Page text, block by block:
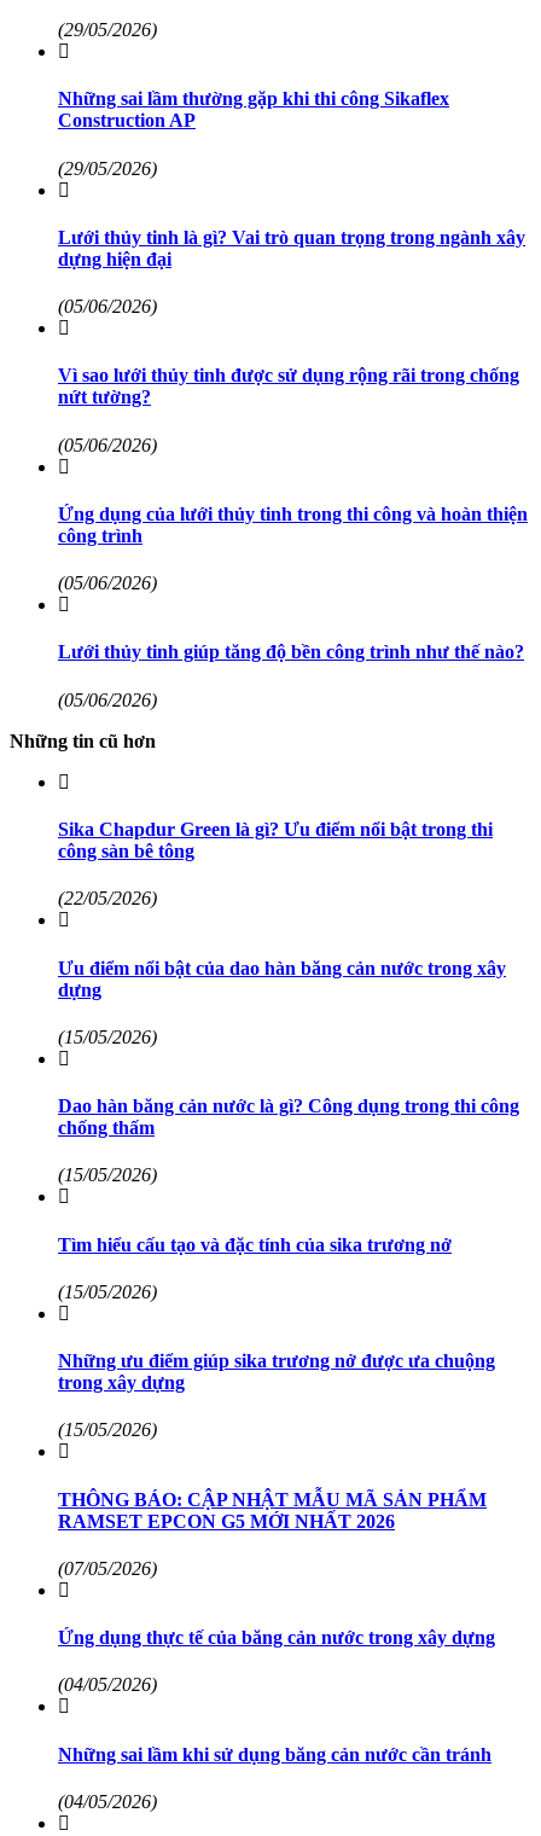
(29/05/2026)
Những sai lầm thường gặp khi thi công Sikaflex
Construction AP
(29/05/2026)
Lưới thủy tinh là gì? Vai trò quan trọng trong ngành xây
dựng hiện đại
(05/06/2026)
Vì sao lưới thủy tinh được sử dụng rộng rãi trong chống
nứt tường?
(05/06/2026)
Ứng dụng của lưới thủy tinh trong thi công và hoàn thiện
công trình
(05/06/2026)
Lưới thủy tinh giúp tăng độ bền công trình như thế nào?
(05/06/2026)
Những tin cũ hơn
Sika Chapdur Green là gì? Ưu điểm nổi bật trong thi
công sàn bê tông
(22/05/2026)
Ưu điểm nổi bật của dao hàn băng cản nước trong xây
dựng
(15/05/2026)
Dao hàn băng cản nước là gì? Công dụng trong thi công
chống thấm
(15/05/2026)
Tìm hiểu cấu tạo và đặc tính của sika trương nở
(15/05/2026)
Những ưu điểm giúp sika trương nở được ưa chuộng
trong xây dựng
(15/05/2026)
THÔNG BÁO: CẬP NHẬT MẪU MÃ SẢN PHẨM
RAMSET EPCON G5 MỚI NHẤT 2026
(07/05/2026)
Ứng dụng thực tế của băng cản nước trong xây dựng
(04/05/2026)
Những sai lầm khi sử dụng băng cản nước cần tránh
(04/05/2026)